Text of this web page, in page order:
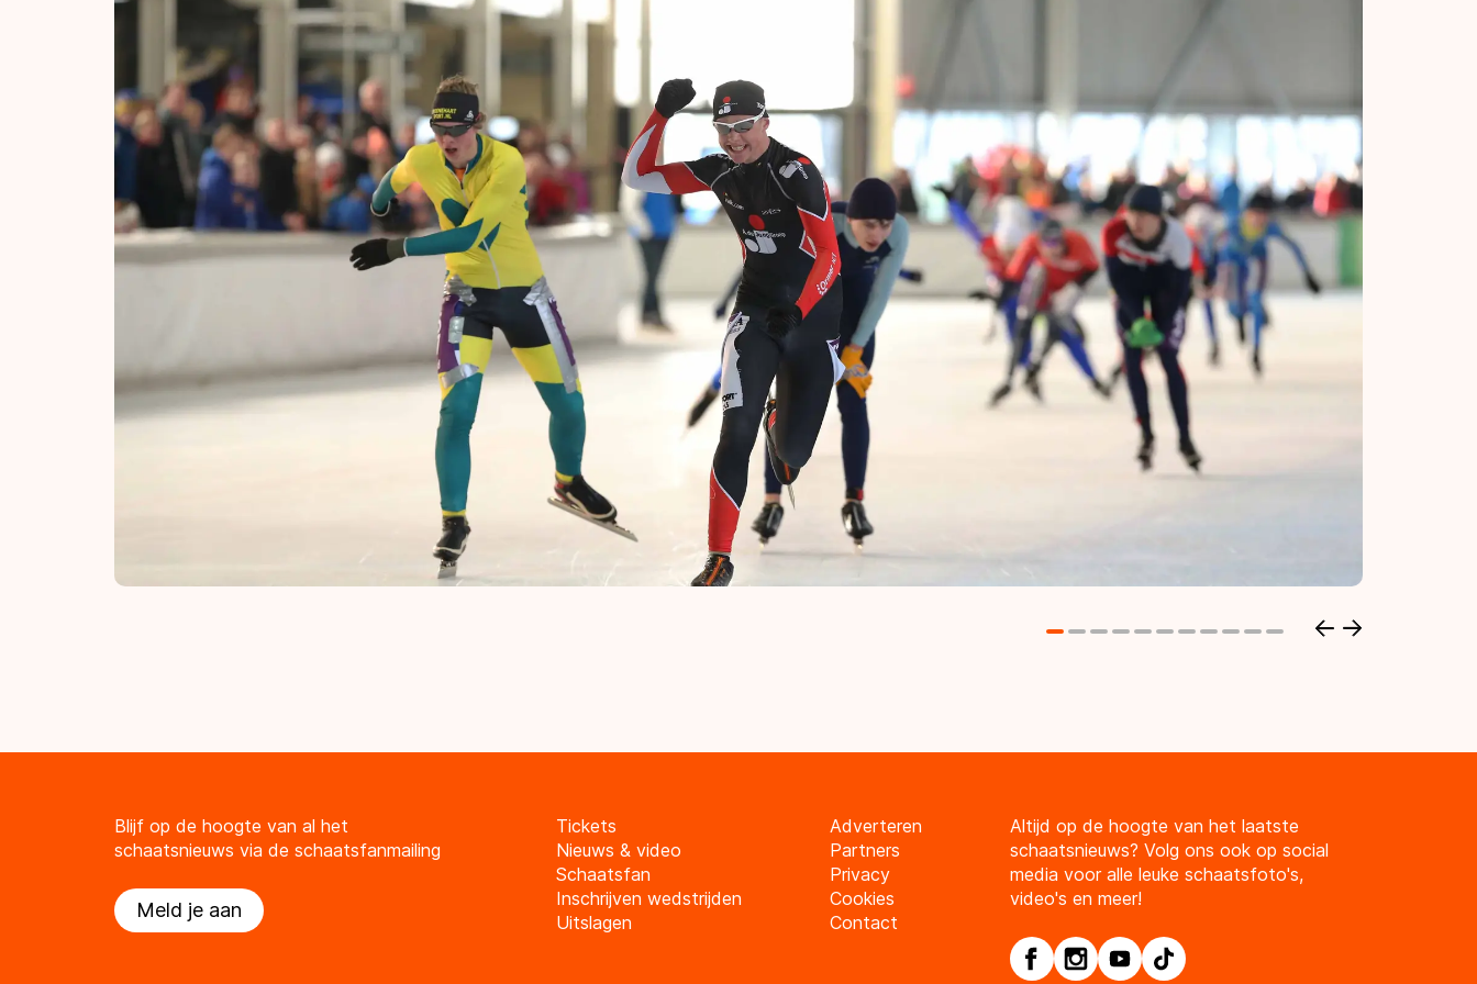
Blijf op de hoogte van al het
schaatsnieuws via de schaatsfanmailing
Meld je aan
Tickets
Nieuws & video
Schaatsfan
Inschrijven wedstrijden
Uitslagen
Adverteren
Partners
Privacy
Cookies
Contact
Altijd op de hoogte van het laatste
schaatsnieuws? Volg ons ook op social
media voor alle leuke schaatsfoto's,
video's en meer!